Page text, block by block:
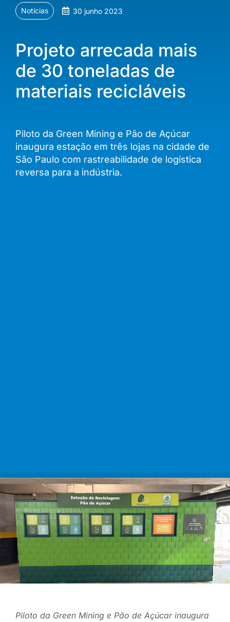
Notícias 30 junho 2023
Projeto arrecada mais
de 30 toneladas de
materiais recicláveis
Piloto da Green Mining e Pão de Açúcar
inaugura estação em três lojas na cidade de
São Paulo com rastreabilidade de logística
reversa para a indústria.
Piloto da Green Mining e Pão de Açúcar inaugura